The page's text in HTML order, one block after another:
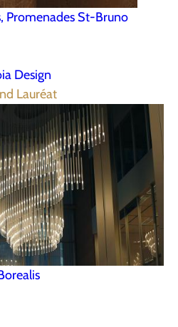
Promenades St-Bruno
Design
Lauréat